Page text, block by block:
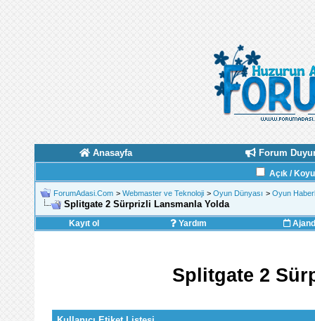
Anasayfa Forum
Açık /
ForumAdasi.Com > Webmaster ve Teknoloji > Oyun Dünyası > Oyun
Splitgate 2 Sürprizli Lansmanla Yolda
Kayıt ol Yardım
Splitgate 2